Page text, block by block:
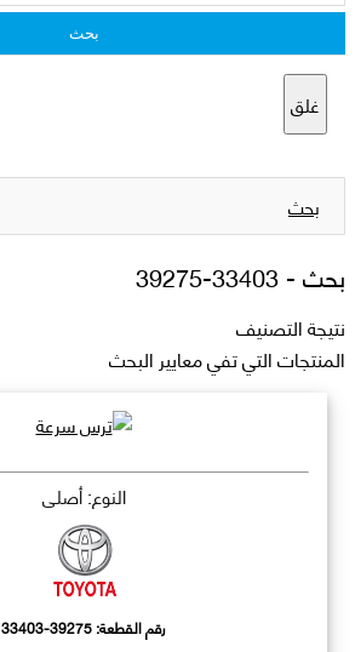
بحث
غلق
بحث
بحث -33403-39275
نتيجة التصنيف
المنتجات التي تفي معايير البحث
النوع: أصلي
رقم القطعة:33403-39275